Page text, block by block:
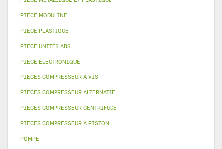
PIECE MODULINE
PIECE PLASTIQUE
PIECE UNITÉS ABS
PIECE ÉLECTRONIQUE
PIECES COMPRESSEUR A VIS
PIECES COMPRESSEUR ALTERNATIF
PIECES COMPRESSEUR CENTRIFUGE
PIECES COMPRESSEUR À PISTON
POMPE